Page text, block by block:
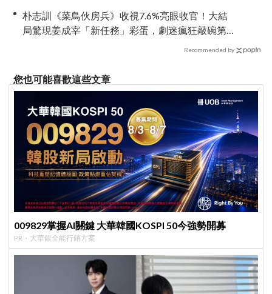
朴志訓《菜鳥伙房兵》收視7.6%亮眼收官！大結
局驚現姜成宰「新任務」彩蛋，劇迷瘋狂敲碗第
Recommended by
您也可能喜歡這些文章
009829掌握AI關鍵 大華韓國KOSPI 50今強勢開募
PR・大華銀全能行銷方案